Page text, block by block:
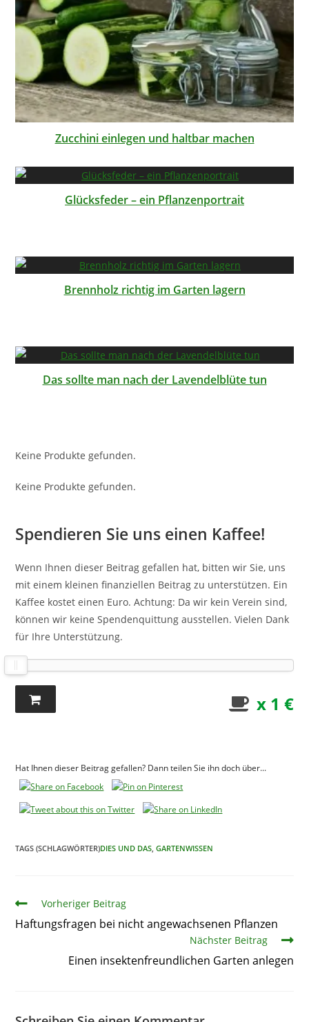
Zucchini einlegen und haltbar machen
Glücksfeder – ein Pflanzenportrait
Brennholz richtig im Garten lagern
Das sollte man nach der Lavendelblüte tun
Keine Produkte gefunden.
Keine Produkte gefunden.
Spendieren Sie uns einen Kaffee!
Wenn Ihnen dieser Beitrag gefallen hat, bitten wir Sie, uns
mit einem kleinen finanziellen Beitrag zu unterstützen. Ein
Kaffee kostet einen Euro. Achtung: Da wir kein Verein sind,
können wir keine Spendenquittung ausstellen. Vielen Dank
für Ihre Unterstützung.
x 1 €
Hat Ihnen dieser Beitrag gefallen? Dann teilen Sie ihn doch über...
TAGS (SCHLAGWÖRTER)DIES UND DAS GARTENWISSEN
ArtikelVorheriger Beitrag
Haftungsfragen bei nicht angewachsenen Pflanzen
Nächster Beitrag
Einen insektenfreundlichen Garten anlegen